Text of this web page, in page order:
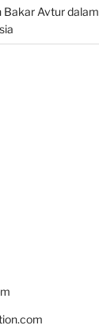
Bakar Avtur dalam